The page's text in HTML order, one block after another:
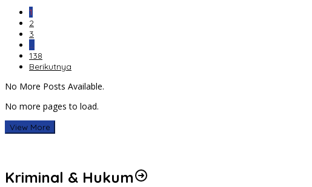
1
2
3
…
138
Berikutnya
No More Posts Available.
No more pages to load.
View More
Kriminal & Hukum